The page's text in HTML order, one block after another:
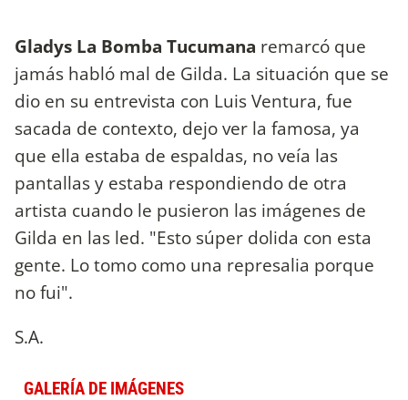
Gladys La Bomba Tucumana remarcó que
jamás habló mal de Gilda. La situación que se
dio en su entrevista con Luis Ventura, fue
sacada de contexto, dejo ver la famosa, ya
que ella estaba de espaldas, no veía las
pantallas y estaba respondiendo de otra
artista cuando le pusieron las imágenes de
Gilda en las led. "Esto súper dolida con esta
gente. Lo tomo como una represalia porque
no fui".
S.A.
GALERÍA DE IMÁGENES